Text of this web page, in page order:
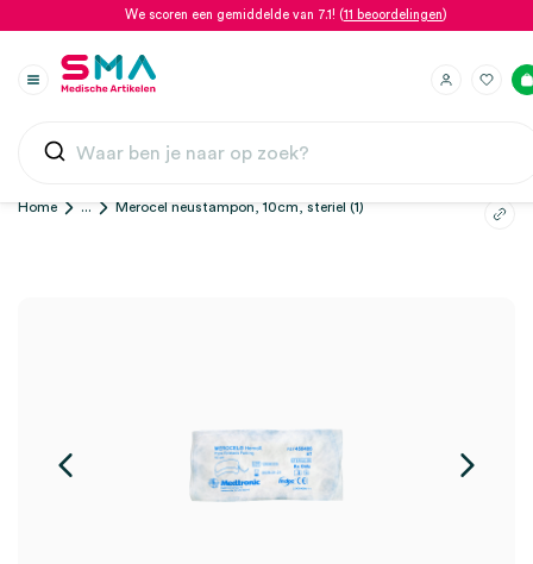
We scoren een gemiddelde van 7.1! (11 beoordelingen)
Home ... Merocel neustampon, 10cm, steriel (1)